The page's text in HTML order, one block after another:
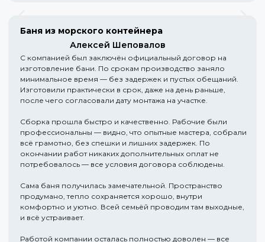
Баня из морского контейнера
Алексей Шеповалов
С компанией был заключён официальный договор на
изготовление бани. По срокам производство заняло
минимальное время — без задержек и пустых обещаний.
Изготовили практически в срок, даже на день раньше,
после чего согласовали дату монтажа на участке.
Сборка прошла быстро и качественно. Рабочие были
профессиональны — видно, что опытные мастера, собрали
всё грамотно, без спешки и лишних задержек. По
окончании работ никаких дополнительных оплат не
потребовалось — все условия договора соблюдены.
Сама баня получилась замечательной. Пространство
продумано, тепло сохраняется хорошо, внутри
комфортно и уютно. Всей семьёй проводим там выходные,
и всё устраивает.
Работой компании осталась полностью доволен — все